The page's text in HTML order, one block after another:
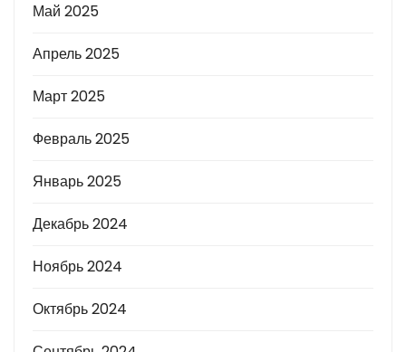
Май 2025
Апрель 2025
Март 2025
Февраль 2025
Январь 2025
Декабрь 2024
Ноябрь 2024
Октябрь 2024